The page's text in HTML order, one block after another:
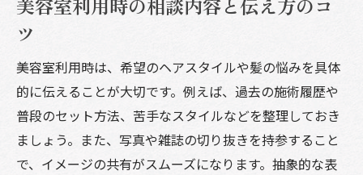
美容室の枠を超えた訪問サービスの活用法
美容室コンシェルジュによる自宅でのサポ
ート力
美容室の枠を広げる訪問理美容の利用法
美容室利用時の相談内容と伝え方のコ
ツ
美容室利用時は、希望のヘアスタイルや髪の悩みを具体
的に伝えることが大切です。例えば、過去の施術履歴や
普段のセット方法、苦手なスタイルなどを整理しておき
ましょう。また、写真や雑誌の切り抜きを持参すること
で、イメージの共有がスムーズになります。抽象的な表